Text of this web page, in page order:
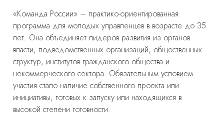
«Команда России» – практико-ориентированная
программа для молодых управленцев в возрасте до 35
лет. Она объединяет лидеров развития из органов
власти, подведомственных организаций, общественных
структур, институтов гражданского общества и
некоммерческого сектора. Обязательным условием
участия стало наличие собственного проекта или
инициативы, готовых к запуску или находящихся в
высокой степени готовности.